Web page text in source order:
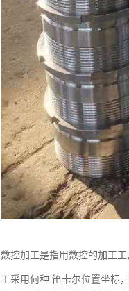
数控加工是指用数控的加工
工采用何种 笛卡尔位置坐标